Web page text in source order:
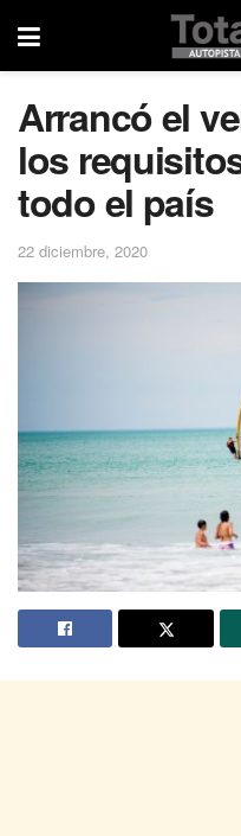
Arrancó el
los
todo el país
22 diciembre, 2020